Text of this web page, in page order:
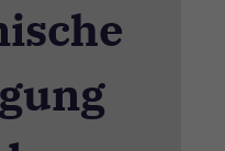
werden.
Experience
In order for